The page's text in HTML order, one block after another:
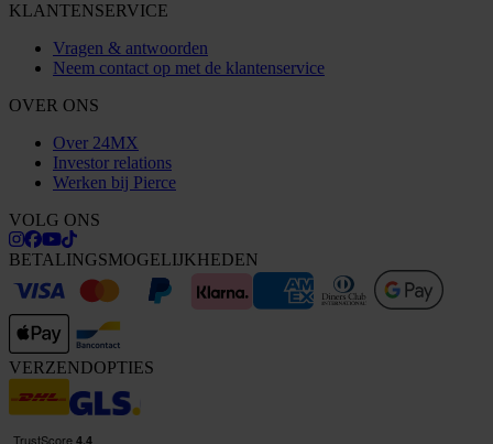
KLANTENSERVICE
Vragen & antwoorden
Neem contact op met de klantenservice
OVER ONS
Over 24MX
Investor relations
Werken bij Pierce
VOLG ONS
BETALINGSMOGELIJKHEDEN
VERZENDOPTIES